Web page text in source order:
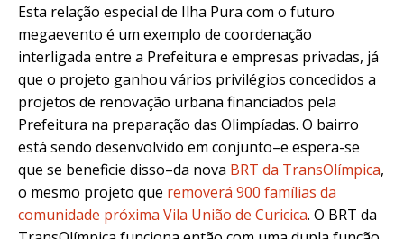
Esta relação especial de Ilha Pura com o futuro
megaevento é um exemplo de coordenação
interligada entre a Prefeitura e empresas privadas, já
que o projeto ganhou vários privilégios concedidos a
projetos de renovação urbana financiados pela
Prefeitura na preparação das Olimpíadas. O bairro
está sendo desenvolvido em conjunto–e espera-se
que se beneficie disso–da nova BRT da TransOlímpica,
o mesmo projeto que removerá 900 famílias da
comunidade próxima Vila União de Curicica. O BRT da